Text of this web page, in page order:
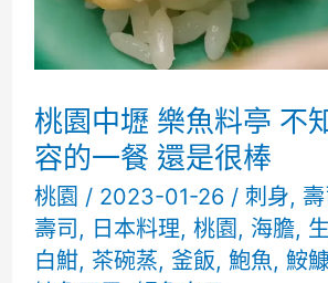
其
林
一
星
桃園中壢 樂魚料亭 不
容的一餐 還是很棒
桃園 / 2023-01-26 / 刺身, 壽
壽司 , 日本料理, 桃園 , 海膽,
白魽, 茶碗蒸, 釜飯, 鮑魚, 鮟